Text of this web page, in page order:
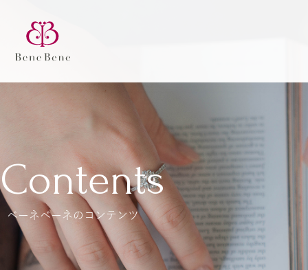
Contents
ベーネベーネのコンテンツ